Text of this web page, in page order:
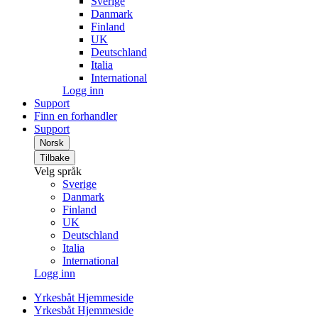
Danmark
Finland
UK
Deutschland
Italia
International
Logg inn
Support
Finn en forhandler
Support
Norsk
Tilbake
Velg språk
Sverige
Danmark
Finland
UK
Deutschland
Italia
International
Logg inn
Yrkesbåt Hjemmeside
Yrkesbåt Hjemmeside